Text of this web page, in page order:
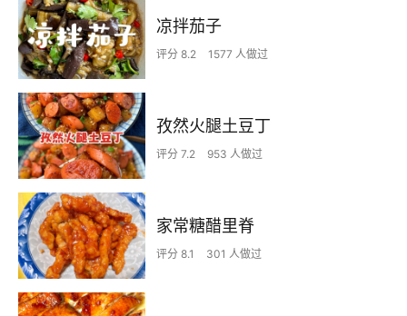
凉拌茄子
评分 8.2 1577 人做过
孜然火腿土豆丁
评分 7.2 953 人做过
家常糖醋里脊
评分 8.1 301 人做过